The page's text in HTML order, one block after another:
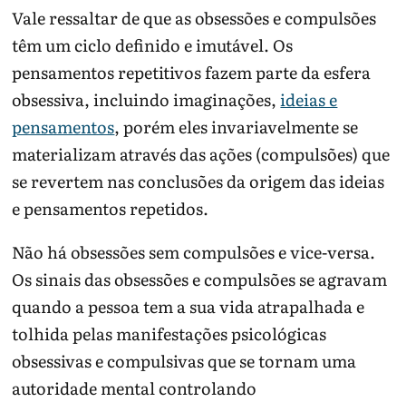
Vale ressaltar de que as obsessões e compulsões
têm um ciclo definido e imutável. Os
pensamentos repetitivos fazem parte da esfera
obsessiva, incluindo imaginações,ideias e
pensamentos, porém eles invariavelmente se
materializam através das ações (compulsões) que
se revertem nas conclusões da origem das ideias
e pensamentos repetidos.
Não há obsessões sem compulsões e vice-versa.
Os sinais das obsessões e compulsões se agravam
quando a pessoa tem a sua vida atrapalhada e
tolhida pelas manifestações psicológicas
obsessivas e compulsivas que se tornam uma
autoridade mental controlando